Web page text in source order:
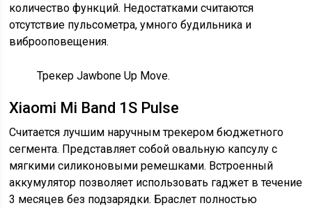
количество функций. Недостатками считаются
отсутствие пульсометра, умного будильника и
виброоповещения.
Трекер Jawbone Up Move.
Xiaomi Mi Band 1S Pulse
Считается лучшим наручным трекером бюджетного
сегмента. Представляет собой овальную капсулу с
мягкими силиконовыми ремешками. Встроенный
аккумулятор позволяет использовать гаджет в течение
3 месяцев без подзарядки. Браслет полностью